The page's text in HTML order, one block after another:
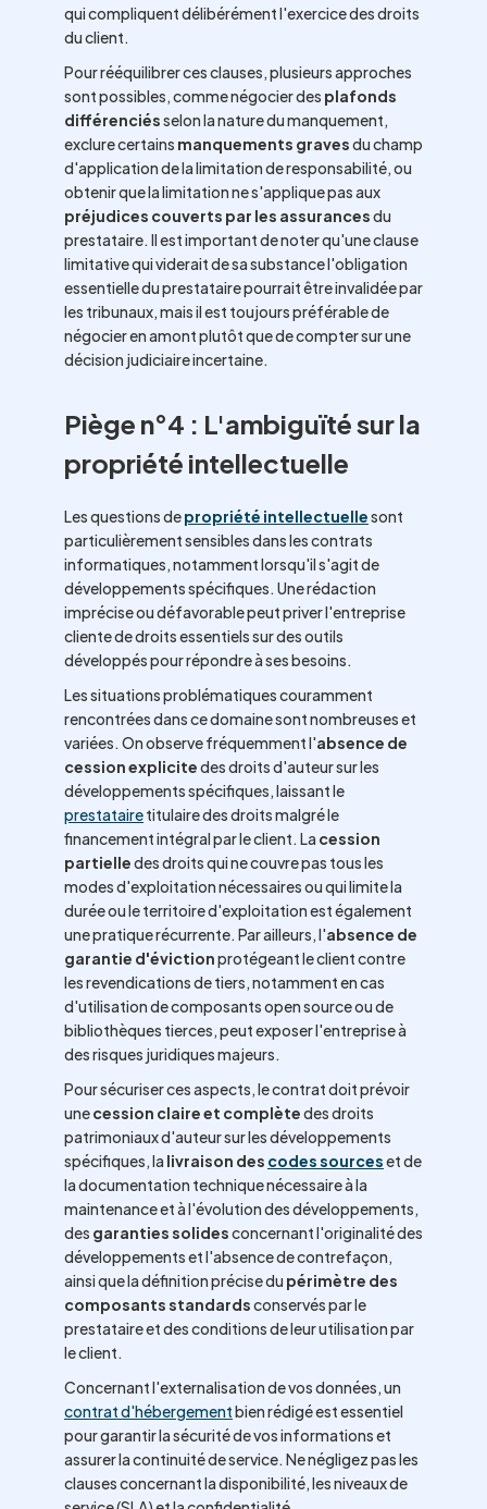
qui compliquent délibérément l'exercice des droits
du client.
Pour rééquilibrer ces clauses, plusieurs approches
sont possibles, comme négocier des plafonds
différenciésselon la nature du manquement,
exclure certains manquements gravesdu champ
d'application de la limitation de responsabilité, ou
obtenir que la limitation ne s'applique pas aux
préjudices couverts par les assurancesdu
prestataire. Il est important de noter qu'une clause
limitative qui viderait de sa substance l'obligation
essentielle du prestataire pourrait être invalidée par
les tribunaux, mais il est toujours préférable de
négocier en amont plutôt que de compter sur une
décision judiciaire incertaine.
Piège n°4 : L'ambiguïté sur la
propriété intellectuelle
Les questions depropriété intellectuellesont
particulièrement sensibles dans les contrats
informatiques, notamment lorsqu'il s'agit de
développements spécifiques. Une rédaction
imprécise ou défavorable peut priver l'entreprise
cliente de droits essentiels sur des outils
développés pour répondre à ses besoins.
Les situations problématiques couramment
rencontrées dans ce domaine sont nombreuses et
variées. On observe fréquemment l'absence de
cession explicitedes droits d'auteur sur les
développements spécifiques, laissant le
prestatairetitulaire des droits malgré le
financement intégral par le client. La cession
partielledes droits qui ne couvre pas tous les
modes d'exploitation nécessaires ou qui limite la
durée ou le territoire d'exploitation est également
une pratique récurrente. Par ailleurs, l'absence de
garantie d'évictionprotégeant le client contre
les revendications de tiers, notamment en cas
d'utilisation de composants open source ou de
bibliothèques tierces, peut exposer l'entreprise à
des risques juridiques majeurs.
Pour sécuriser ces aspects, le contrat doit prévoir
unecession claire et complètedes droits
patrimoniaux d'auteur sur les développements
spécifiques, la livraison des codes sourceset de
la documentation technique nécessaire à la
maintenance et à l'évolution des développements,
des garanties solidesconcernant l'originalité des
développements et l'absence de contrefaçon,
ainsi que la définition précise du périmètre des
composants standardsconservés par le
prestataire et des conditions de leur utilisation par
le client.
Concernant l'externalisation de vos données, un
contrat d'hébergementbien rédigé est essentiel
pour garantir la sécurité de vos informations et
assurer la continuité de service. Ne négligez pas les
clauses concernant la disponibilité, les niveaux de